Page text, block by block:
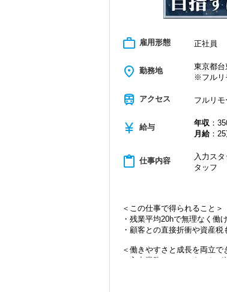
＜先輩スタッフの声＞
A. さまざまな業務を任せて
A. 上司や先輩に相談しやす
・税務経験を活かして成長し
・キャリアアップ志向のある
・顧客対応や提案業務に挑戦
・資産税など専門性を高めた
・事前に気軽な面談を実施
・仕事内容やキャリアを相談
・ざっくばらんに質問OK
・入社時期は柔軟に対応
work_outline 雇用形態 正社員
place 勤務地
東京都台
※フルリ
train アクセス フルリモ
currency_yen 給与 年収 ：
月給：
content_paste 仕事内容
入力ス
タッフ
＜この仕事で得られること＞
・残業平均20hで無理なく働
・顧客との直接折衝や資産
＜働きやすさと成長を両立で
・入力業務はアシスタントが